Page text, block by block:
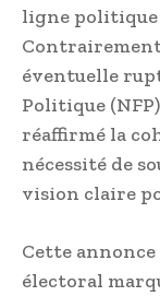
ligne politique
éventuelle
Politique
réaffirmé la
nécessité de
vision claire
Cette
électoral